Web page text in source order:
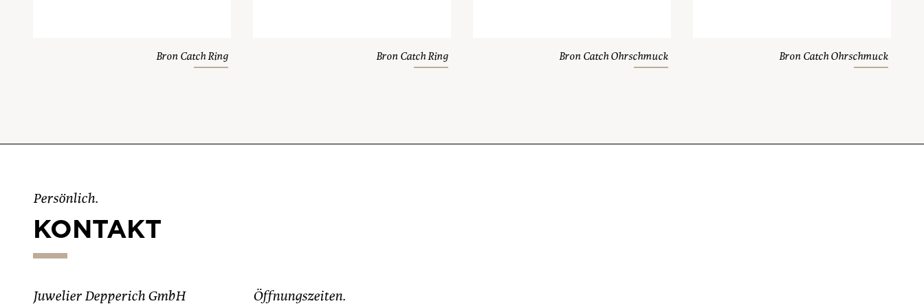
Bron Catch Ring Bron Catch Ring Bron Catch Ohrschmuck Bron Catch Ohrschmuck
Persönlich.
KONTAKT
Juwelier Depperich GmbH Öffnungszeiten.